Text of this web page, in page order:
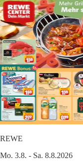
REWE
Mo. 3.8. - Sa. 8.8.2026